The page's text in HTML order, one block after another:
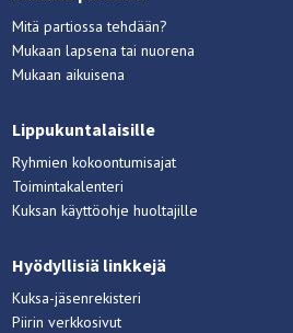
Mitä partiossa tehdään?
Mukaan lapsena tai nuorena
Mukaan aikuisena
Lippukuntalaisille
Ryhmien kokoontumisajat
Toimintakalenteri
Kuksan käyttöohje huoltajille
Hyödyllisiä linkkejä
Kuksa-jäsenrekisteri
Piirin verkkosivut